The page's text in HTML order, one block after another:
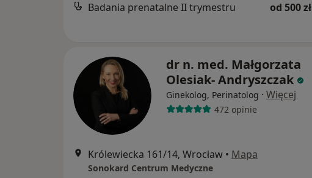
Badania prenatalne II trymestru od 500 zł
dr n. med. Małgorzata
Olesiak- Andryszczak
Ginekolog, Perinatolog · Więcej
472 opinie
Królewiecka 161/14, Wrocław • Mapa
Sonokard Centrum Medyczne